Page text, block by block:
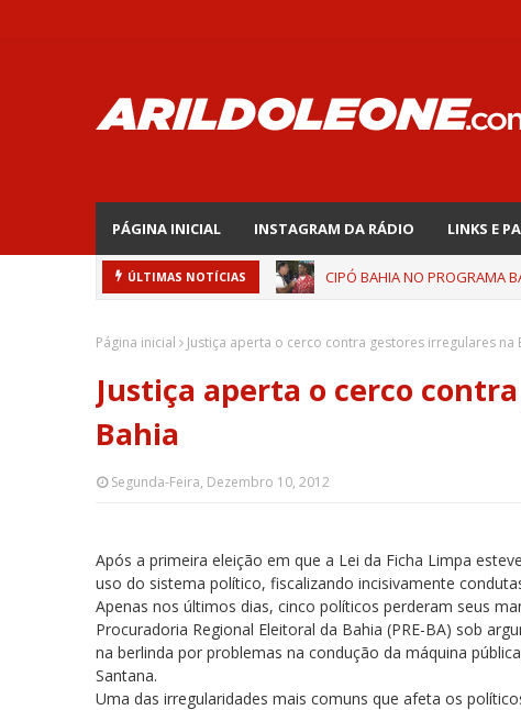
PÁGINA INICIAL INSTAGRAM DA RÁDIO LINKS E
ÚLTIMAS NOTÍCIAS CIPÓ BAHIA NO PROGRAMA
Página inicial Justiça aperta o cerco contra gestores irregulares na
Justiça aperta o cerco
Bahia
Segunda-Feira, Dezembro 10, 2012
Após a primeira eleição em que a Lei da Ficha Limpa
uso do sistema político, fiscalizando incisivamente
Apenas nos últimos dias, cinco políticos perderam seus
Procuradoria Regional Eleitoral da Bahia (PRE-BA) sob
na berlinda por problemas na condução da máquina
Santana.
Uma das irregularidades mais comuns que afeta os